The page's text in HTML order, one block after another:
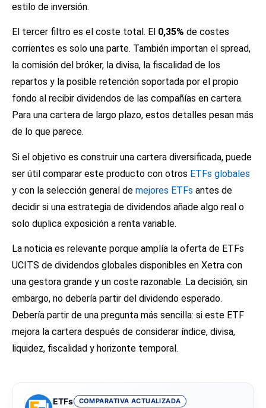
estilo de inversión.
El tercer filtro es el coste total. El 0,35% de costes
corrientes es solo una parte. También importan el spread,
la comisión del bróker, la divisa, la fiscalidad de los
repartos y la posible retención soportada por el propio
fondo al recibir dividendos de las compañías en cartera.
Para una cartera de largo plazo, estos detalles pesan más
de lo que parece.
Si el objetivo es construir una cartera diversificada, puede
ser útil comparar este producto con otros ETFs globales
y con la selección general de mejores ETFs antes de
decidir si una estrategia de dividendos añade algo real o
solo duplica exposición a renta variable.
La noticia es relevante porque amplía la oferta de ETFs
UCITS de dividendos globales disponibles en Xetra con
una gestora grande y un coste razonable. La decisión, sin
embargo, no debería partir del dividendo esperado.
Debería partir de una pregunta más sencilla: si este ETF
mejora la cartera después de considerar índice, divisa,
liquidez, fiscalidad y horizonte temporal.
ETFs COMPARATIVA ACTUALIZADA